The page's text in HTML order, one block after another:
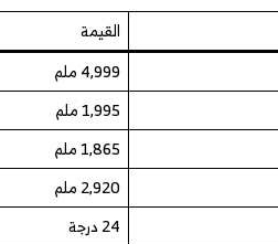
القيمة
4,999 ملم
1,995 ملم
1,865 ملم
2,920 ملم
24 درجة